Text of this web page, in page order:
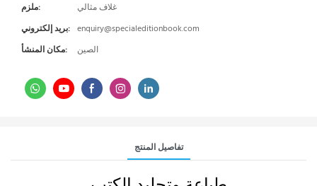
ملزم:
غلاف مثالي
بريد إلكتروني: enquiry@specialeditionbook.com
مكان المنشأ:
الصين
تفاصيل المنتج